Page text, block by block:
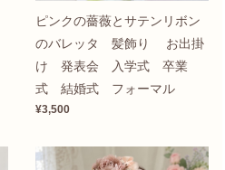
ピンクの薔薇とサテンリボン
のバレッタ 髪飾り お出掛
け 発表会 入学式 卒業
式 結婚式 フォーマル
¥3,500